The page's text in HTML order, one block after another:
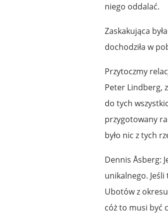
niego oddalać.
Zaskakująca
dochodziła w
Przytoczmy
Peter Lindberg,
do tych
przygotowany
było nic z tych
Dennis Åsberg:
unikalnego.
Ubotów z
cóż to musi być